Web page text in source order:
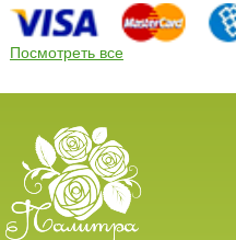
Посмотреть все